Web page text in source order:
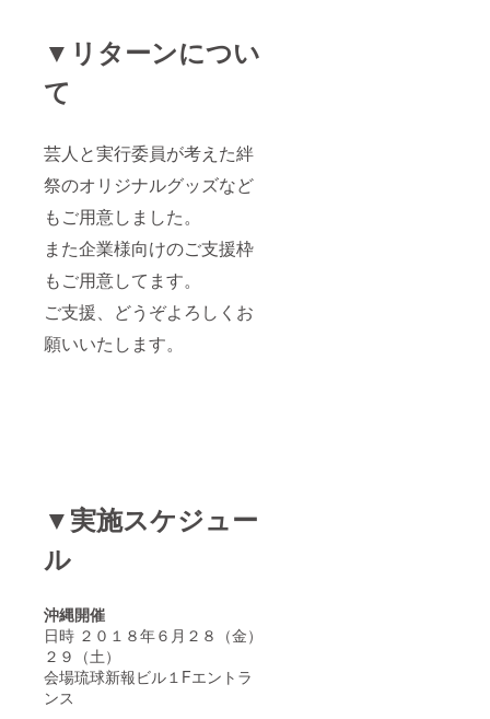
▼リターンについ
て
芸人と実行委員が考えた絆
祭のオリジナルグッズなど
もご用意しました。
また企業様向けのご支援枠
もご用意してます。
ご支援、どうぞよろしくお
願いいたします。
▼実施スケジュー
ル
沖縄開催
日時 ２０１８年６月２８（金）
２９（土）
会場琉球新報ビル１Fエントラ
ンス